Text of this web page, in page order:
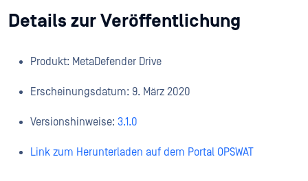
Details zur Veröffentlichung
Produkt: MetaDefender Drive
Erscheinungsdatum: 9. März 2020
Versionshinweise: 3.1.0
Link zum Herunterladen auf dem Portal OPSWAT